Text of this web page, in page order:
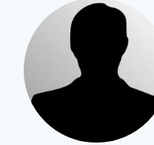
12. Travel
13. Moony Mood